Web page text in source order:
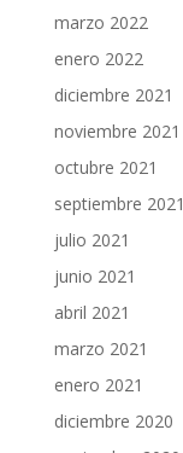
marzo 2022
enero 2022
diciembre 2021
noviembre 2021
octubre 2021
septiembre 2021
julio 2021
junio 2021
abril 2021
marzo 2021
enero 2021
diciembre 2020